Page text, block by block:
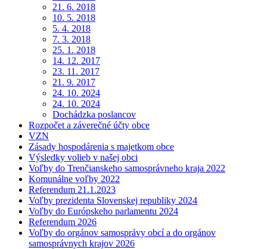
21. 6. 2018
10. 5. 2018
5. 4. 2018
7. 3. 2018
25. 1. 2018
14. 12. 2017
23. 11. 2017
21. 9. 2017
24. 10. 2024
24. 10. 2024
Dochádzka poslancov
Rozpočet a záverečné účty obce
VZN
Zásady hospodárenia s majetkom obce
Výsledky volieb v našej obci
Voľby do Trenčianskeho samosprávneho kraja 2022
Komunálne voľby 2022
Referendum 21.1.2023
Voľby prezidenta Slovenskej republiky 2024
Voľby do Európskeho parlamentu 2024
Referendum 2026
Voľby do orgánov samosprávy obcí a do orgánov
samosprávnych krajov 2026